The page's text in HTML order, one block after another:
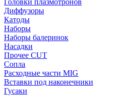
Головки плазмотронов
Диффузоры
Катоды
Наборы
Наборы балеринок
Насадки
Прочее CUT
Сопла
Расходные части MIG
Вставки под наконечники
Гусаки